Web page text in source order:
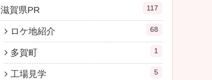
滋賀県PR 117
ロケ地紹介 68
多賀町 1
工場見学 5